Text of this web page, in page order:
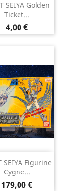
SEIYA Golden
Ticket...
Prix
4,00 €
SEIYA Figurine
Cygne...
Prix
179,00 €